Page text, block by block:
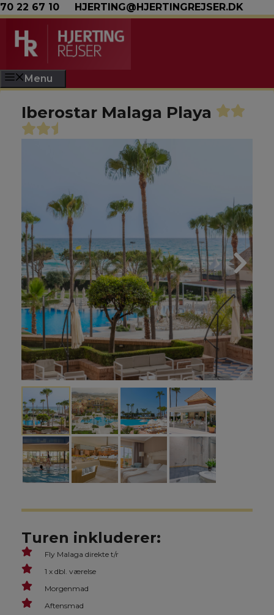
Hop til indhold
70 22 67 10 HJERTING@HJERTINGREJSER.DK
Menu
Iberostar Malaga Playa
Turen inkluderer:
Fly Malaga direkte t/r
1 x dbl. værelse
Morgenmad
Aftensmad